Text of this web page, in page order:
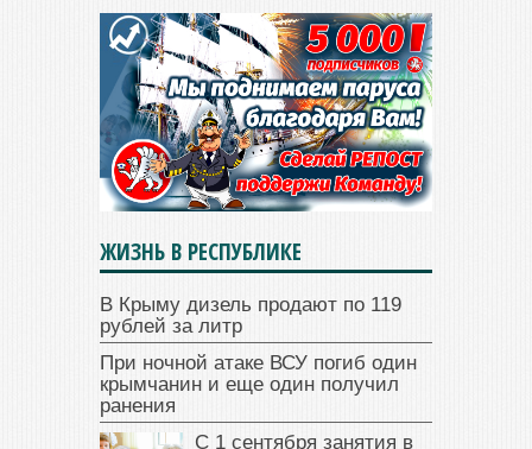
ЖИЗНЬ В РЕСПУБЛИКЕ
В Крыму дизель продают по 119
рублей за литр
При ночной атаке ВСУ погиб один
крымчанин и еще один получил
ранения
С 1 сентября занятия в